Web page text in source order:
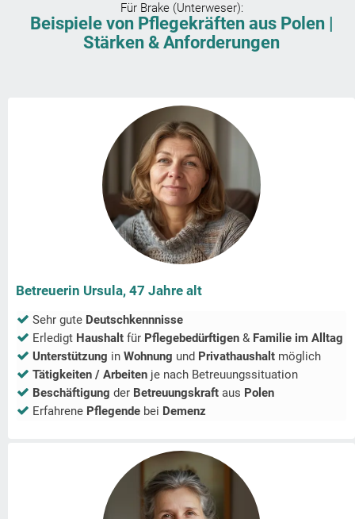
Für Brake (Unterweser):
Beispiele von Pflegekräften aus Polen |
Stärken & Anforderungen
Betreuerin Ursula, 47 Jahre alt
Sehr gute Deutschkennnisse
Erledigt Haushalt für Pflegebedürftigen & Familie im Alltag
Unterstützung in Wohnung und Privathaushalt möglich
Tätigkeiten / Arbeiten je nach Betreuungssituation
Beschäftigung der Betreuungskraft aus Polen
Erfahrene Pflegende bei Demenz